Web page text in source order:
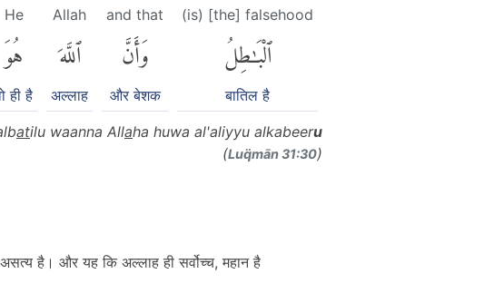
(is) [the] falsehood
ٱلْبَٰطِلُ
बातिल है
and that
وَأَنَّ
और बेशक
Allah
ٱللَّهَ
अल्लाह
He
هُوَ
ही है
atilu waanna Allaha huwa al'aliyyu alkabeeru
(Luq̈mān 31:30)
है। और यह कि अल्लाह ही सर्वोच्च, महान है